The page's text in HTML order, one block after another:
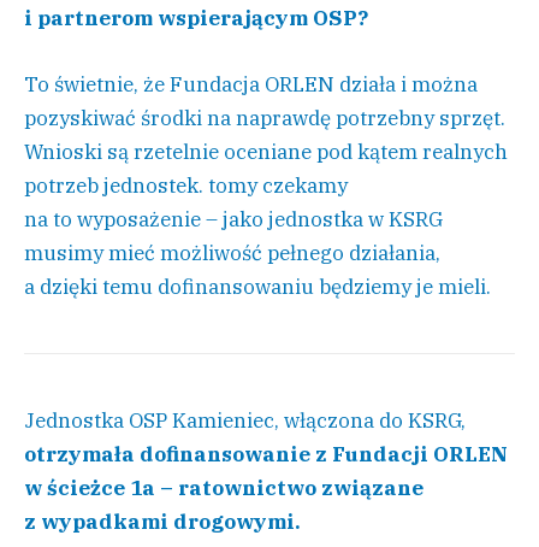
i partnerom wspierającym OSP?
To świetnie, że Fundacja ORLEN działa i można
pozyskiwać środki na naprawdę potrzebny sprzęt.
Wnioski są rzetelnie oceniane pod kątem realnych
potrzeb jednostek. tomy czekamy
na to wyposażenie – jako jednostka w KSRG
musimy mieć możliwość pełnego działania,
a dzięki temu dofinansowaniu będziemy je mieli.
Jednostka OSP Kamieniec, włączona do KSRG,
otrzymała dofinansowanie z Fundacji ORLEN
w ścieżce 1a – ratownictwo związane
z wypadkami drogowymi.